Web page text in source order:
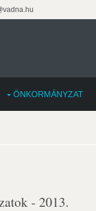
ÖNKORMÁNYZAT
- 2013.